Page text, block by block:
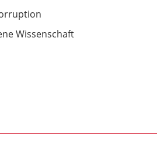
Wissenschaft